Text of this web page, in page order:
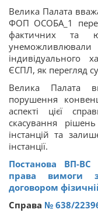
Велика Палата
ФОП ОСОБА_1
фактичних та
індивідуального
ЄСПЛ, як перегляд
Велика Палата
порушення
аспекті цієї
скасування
інстанцій та
інстанції.
Постанова ВП-ВС
права вимоги
договором
Справа № 638/